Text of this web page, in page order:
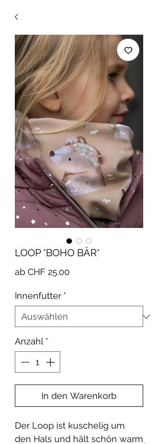
LOOP *BOHO BÄR*
ab CHF 25.00
Innenfutter *
Anzahl *
In den Warenkorb
Der Loop ist kuschelig um
den Hals und hält schön warm